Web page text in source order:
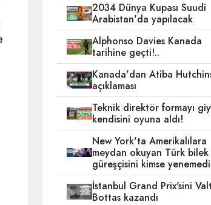
2034 Dünya Kupası Suudi
Arabistan'da yapılacak
Alphonso Davies Kanada
tarihine geçti!..
Kanada'dan Atiba
açıklaması
Teknik direktör formayı
kendisini oyuna aldı!
New York'ta Amerikalılara
meydan okuyan Türk bilek
güreşçisini kimse yenemedi
İstanbul Grand Prix'sini
Bottas kazandı